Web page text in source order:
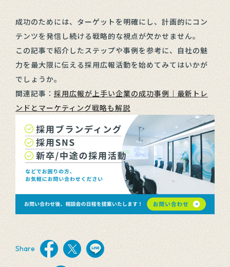
成功のためには、ターゲットを明確にし、計画的にコン
テンツを発信し続ける戦略的な視点が欠かせません。
この記事で紹介したステップや事例を参考に、自社の魅
力を最大限に伝える採用広報活動を始めてみてはいかが
でしょうか。
関連記事： 採用広報が上手い企業の成功事例｜最新トレ
ンドとマーケティング戦略も解説
Share